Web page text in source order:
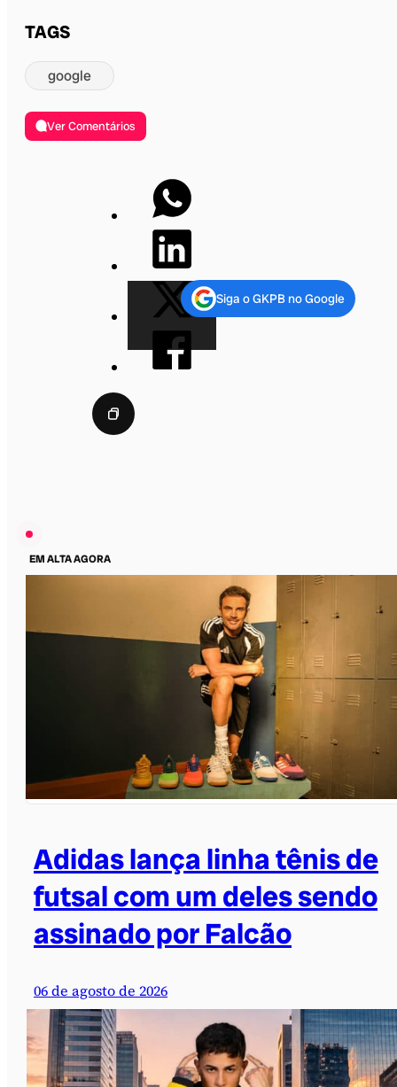
TAGS
google
Ver Comentários
Siga o GKPB no Google
EM ALTA AGORA
Adidas lança linha tênis de
futsal com um deles sendo
assinado por Falcão
06 de agosto de 2026